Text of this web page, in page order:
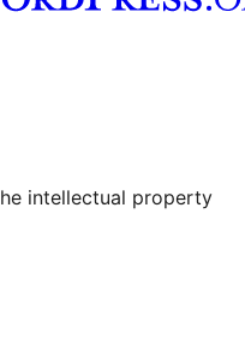
de YouTube
Tumblr account
intellectual property